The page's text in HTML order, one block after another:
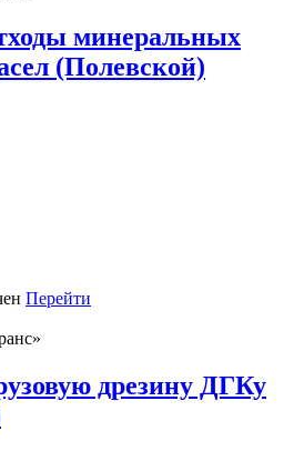
минеральных
(Полевской)
Перейти
дрезину ДГКу